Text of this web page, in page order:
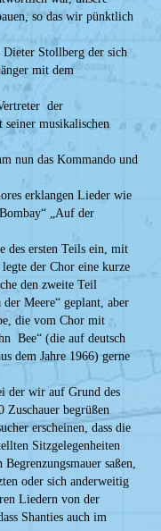
so das wir pünktlich
Dieter Stollberg der sich
mit dem
der
musikalischen
nun das Kommando und
erklangen Lieder wie
„Auf der
des ersten Teils ein, mit
der Chor eine kurze
den zweite Teil
Meere“ geplant, aber
die vom Chor mit
Bee“ (die auf deutsch
dem Jahre 1966) gerne
der wir auf Grund des
Zuschauer begrüßen
erscheinen, dass die
Sitzgelegenheiten
saßen,
oder sich anderweitig
Liedern von der
Shanties auch im